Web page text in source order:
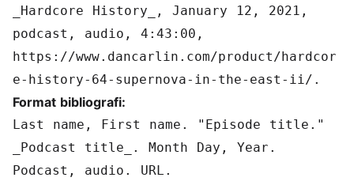
_Hardcore History_, January 12, 2021,
podcast, audio, 4:43:00,
https://www.dancarlin.com/product/hardcor
e-history-64-supernova-in-the-east-ii/.
Format bibliografi:
Last name, First name. "Episode title."
_Podcast title_. Month Day, Year.
Podcast, audio. URL.